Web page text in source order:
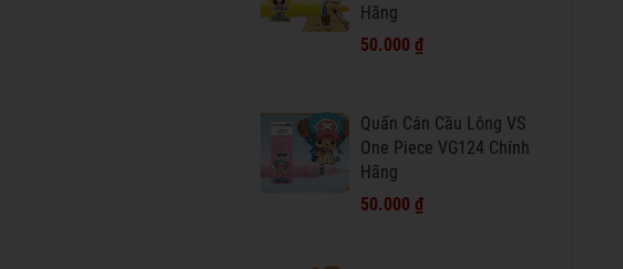
Hãng
50.000 ₫
Quấn Cán Cầu Lông VS
One Piece VG124 Chính
Hãng
50.000 ₫